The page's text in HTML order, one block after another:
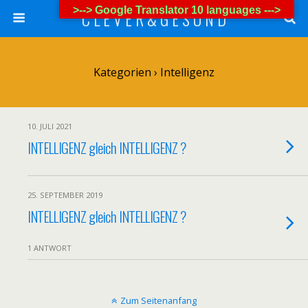
C L E V E R & G E S U N D
Kategorien › Intelligenz
10. JULI 2021
INTELLIGENZ gleich INTELLIGENZ ?
25. SEPTEMBER 2019
INTELLIGENZ gleich INTELLIGENZ ?
1 ANTWORT
Zum Seitenanfang
>--> Google Translator 10 languages --->